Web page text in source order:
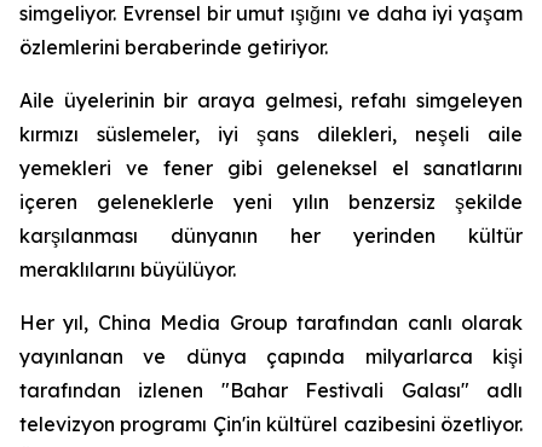
simgeliyor. Evrensel bir umut ışığını ve daha iyi yaşam
özlemlerini beraberinde getiriyor.
Aile üyelerinin bir araya gelmesi, refahı simgeleyen
kırmızı süslemeler, iyi şans dilekleri, neşeli aile
yemekleri ve fener gibi geleneksel el sanatlarını
içeren geleneklerle yeni yılın benzersiz şekilde
karşılanması dünyanın her yerinden kültür
meraklılarını büyülüyor.
Her yıl, China Media Group tarafından canlı olarak
yayınlanan ve dünya çapında milyarlarca kişi
tarafından izlenen "Bahar Festivali Galası" adlı
televizyon programı Çin'in kültürel cazibesini özetliyor.